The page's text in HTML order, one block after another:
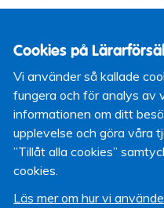
Cookies på
Vi använder så kallade
fungera och för analys av
informationen om ditt
upplevelse och göra våra
”Tillåt alla cookies”
cookies.
Läs mer om hur vi
minut.-Colette, -
1954. Fransk frispråkig
dansös av det mindre
Hennes roman Gigi har
och filmats i Hollywood.
kvalitet. När det nu blir
sekel måste åren fyllas
5) Alla vill leva länge